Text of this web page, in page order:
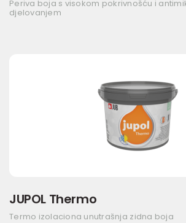
Periva boja s visokom pokrivnošću i
djelovanjem
JUPOL Thermo
Termo izolaciona unutrašnja zidna boja